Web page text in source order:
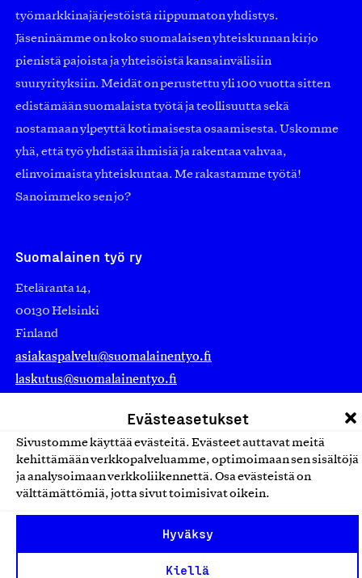
Evästeasetukset
Sivustomme käyttää evästeitä. Evästeet auttavat meitä
kehittämään verkkopalveluamme, optimoimaan sen sisältöjä
ja analysoimaan verkkoliikennettä. Osa evästeistä on
välttämättömiä, jotta sivut toimisivat oikein.
Hyväksy
Kiellä
työmarkkinajärjestöistä riippumaton yhdistys.
Jäseninämme on koko suomalaisen yhteiskunnan kirjo
pienistä pajoista ja yhteisöistä kansainvälisiin
suuryrityksiin. Meidät on perustettu yli 100 vuotta sitten
edistämään suomalaista työtä ja teollisuutta sekä
nostamaan ylpeyttä kotimaisesta osaamisesta. Uskomme
yhä, että työ yhdistää ihmisiä ja rakentaa vahvaa,
elinvoimaista yhteiskuntaa. Me rakastamme työtä!
Sanoimmeko sen jo?
Suomalainen työ ry
Eteläranta 14,
00130 Helsinki
Finland
asiakaspalvelu@suomalainentyo.fi
laskutus@suomalainentyo.fi
Avainlippu
Design From Finland